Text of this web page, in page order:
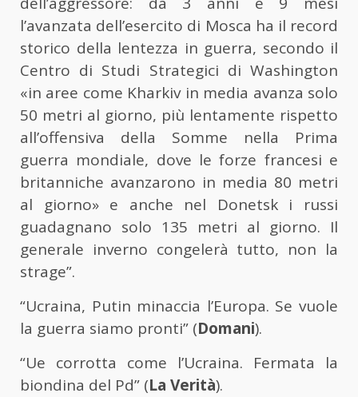
l’avanzata dell’esercito di Mosca ha il record
storico della lentezza in guerra, secondo il
Centro di Studi Strategici di Washington
«in aree come Kharkiv in media avanza solo
50 metri al giorno, più lentamente rispetto
all’offensiva della Somme nella Prima
guerra mondiale, dove le forze francesi e
britanniche avanzarono in media 80 metri
al giorno» e anche nel Donetsk i russi
guadagnano solo 135 metri al giorno. Il
generale inverno congelerà tutto, non la
strage”.
“Ucraina, Putin minaccia l’Europa. Se vuole
la guerra siamo pronti” (Domani).
“Ue corrotta come l’Ucraina. Fermata la
biondina del Pd” (La Verità).